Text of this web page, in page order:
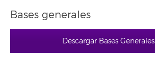
Bases generales
Descargar Bases Generales